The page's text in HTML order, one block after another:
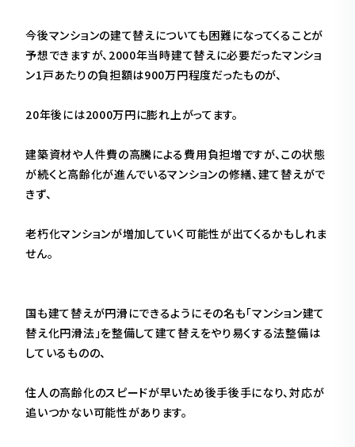
今後マンションの建て替えについても困難になってくることが
予想できますが、2000年当時建て替えに必要だったマンショ
ン1戸あたりの負担額は900万円程度だったものが、
20年後には2000万円に膨れ上がってます。
建築資材や人件費の高騰による費用負担増ですが、この状態
が続くと高齢化が進んでいるマンションの修繕、建て替えがで
きず、
老朽化マンションが増加していく可能性が出てくるかもしれま
せん。
国も建て替えが円滑にできるようにその名も「マンション建て
替え化円滑法」を整備して建て替えをやり易くする法整備は
しているものの、
住人の高齢化のスピードが早いため後手後手になり、対応が
追いつかない可能性があります。